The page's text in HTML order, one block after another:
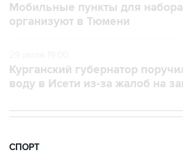
Мобильные пункты для
организуют в Тюмени
Курганский губернатор
воду в Исети из-за жалоб на
СПОРТ